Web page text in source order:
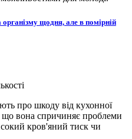
щодня, але в помірній
про шкоду від кухонної
вона спричиняє проблеми
кров'яний тиск чи